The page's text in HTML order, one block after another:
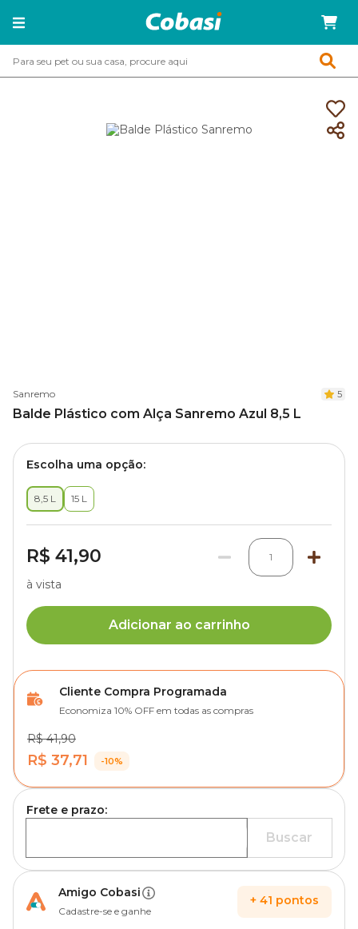
Sanremo 5
Balde Plástico com Alça Sanremo Azul 8,5 L
Escolha uma opção:
8,5 L 15 L
R$ 41,90 1
à vista
Adicionar ao carrinho
Cliente Compra Programada
Economiza 10% OFF em todas as compras
R$ 41,90
R$ 37,71 -10%
Frete e prazo:
Buscar
Amigo Cobasi
Cadastre-se e ganhe
+ 41 pontos